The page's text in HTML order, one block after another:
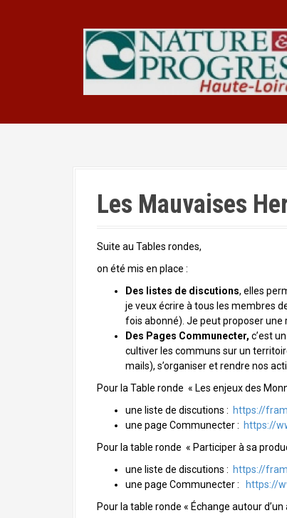
o
Les Mauvaises
Suite au Tables rondes,
on été mis en place :
Des listes de discutions, elles
je veux écrire à tous les membres
fois abonné). Je peut proposer
Des Pages Communecter, c’est
cultiver les communs sur un
mails), s’organiser et rendre nos
Pour la Table ronde « Les enjeux des
une liste de discutions : https://
une page Communecter : https://
Pour la table ronde « Participer à sa
une liste de discutions : https://
une page Communecter :
https://
Pour la table ronde « Échange autour